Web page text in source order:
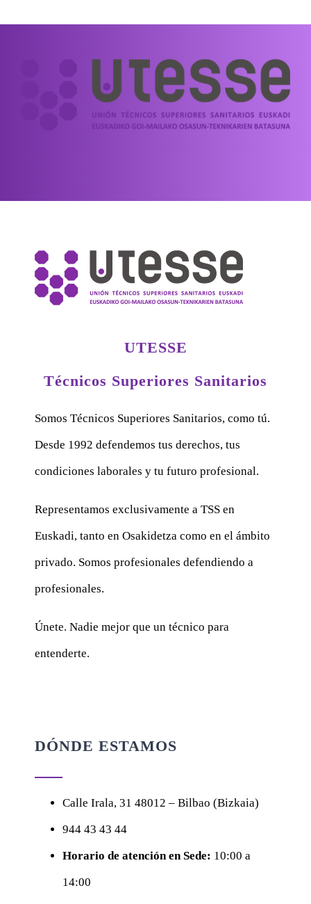
UTESSE
Técnicos Superiores Sanitarios
Somos Técnicos Superiores Sanitarios, como tú.
Desde 1992 defendemos tus derechos, tus
condiciones laborales y tu futuro profesional.
Representamos exclusivamente a TSS en
Euskadi, tanto en Osakidetza como en el ámbito
privado. Somos profesionales defendiendo a
profesionales.
Únete. Nadie mejor que un técnico para
entenderte.
DÓNDE ESTAMOS
Calle Irala, 31 48012 – Bilbao (Bizkaia)
944 43 43 44
Horario de atención en Sede: 10:00 a
14:00